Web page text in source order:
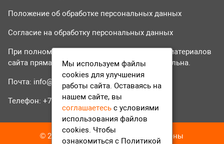
Положение об обработке персональных данных
Согласие на обработку персональных данных
При полном или частичном использовании материалов
сайта прямая гиперссылка на tvr24.tv обязательна.
Почта: info@tvr24.tv
Телефон: +7 (496) 551-04-95
© 2016-2023 ТВР24 Все права защищены
Мы используем файлы
cookies для улучшения
работы сайта. Оставаясь на
нашем сайте, вы
соглашаетесь с условиями
использования файлов
cookies. Чтобы
ознакомиться с Политикой